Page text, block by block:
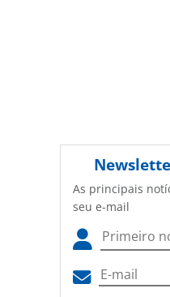
As principais
seu e-mail